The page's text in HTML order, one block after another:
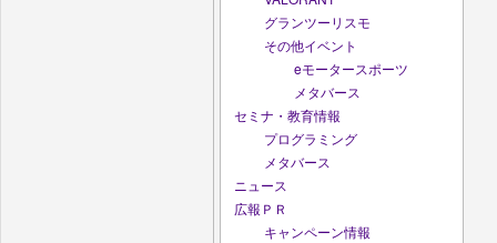
グランツーリスモ
その他イベント
eモータースポーツ
メタバース
セミナ・教育情報
プログラミング
メタバース
ニュース
広報ＰＲ
キャンペーン情報